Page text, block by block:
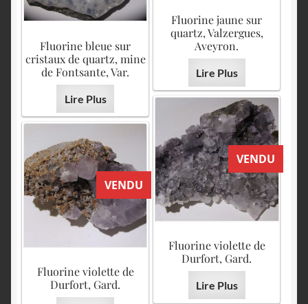
Fluorine jaune sur
quartz, Valzergues,
Aveyron.
Lire Plus
Fluorine bleue sur
cristaux de quartz, mine
de Fontsante, Var.
Lire Plus
VENDU
Fluorine violette de
Durfort, Gard.
Lire Plus
VENDU
Fluorine violette de
Durfort, Gard.